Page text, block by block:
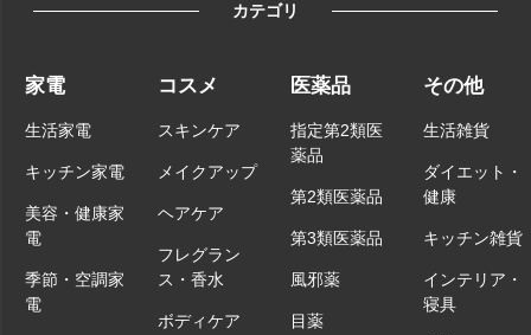
カテゴリ
家電
生活家電
キッチン家電
美容・健康家
電
季節・空調家
電
コスメ
スキンケア
メイクアップ
ヘアケア
フレグラン
ス・香水
ボディケア
医薬品
指定第2類医
薬品
第2類医薬品
第3類医薬品
風邪薬
目薬
その他
生活雑貨
ダイエット・
健康
キッチン雑貨
インテリア・
寝具